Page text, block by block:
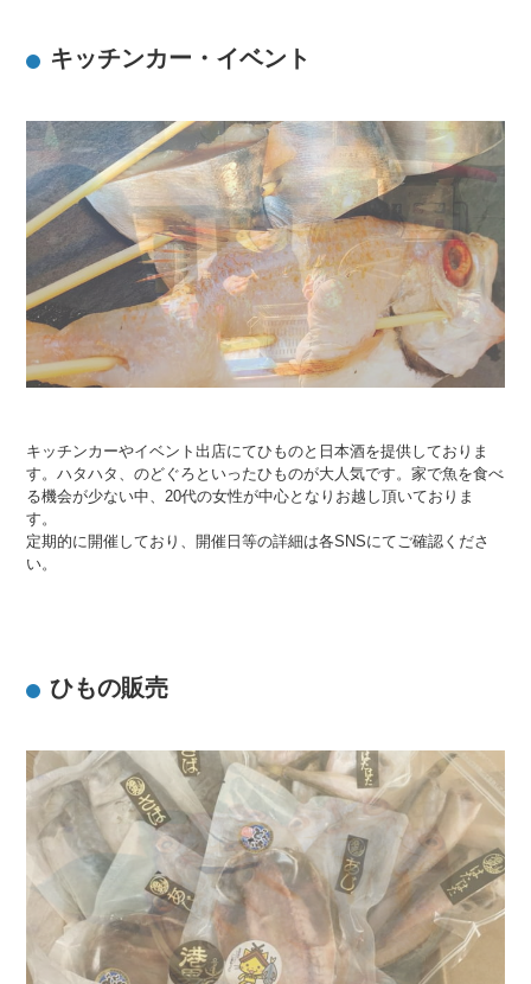
キッチンカー・イベント
キッチンカーやイベント出店にてひものと日本酒を提供しておりま
す。ハタハタ、のどぐろといったひものが大人気です。家で魚を食べ
る機会が少ない中、20代の女性が中心となりお越し頂いておりま
す。
定期的に開催しており、開催日等の詳細は各SNSにてご確認くださ
い。
ひもの販売